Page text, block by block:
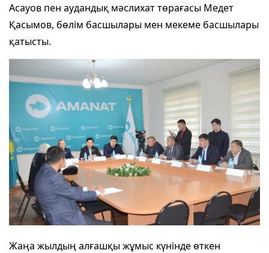
Асауов пен аудандық мәслихат төрағасы Медет
Қасымов, бөлім басшылары мен мекеме басшылары
қатысты.
Жаңа жылдың алғашқы жұмыс күнінде өткен